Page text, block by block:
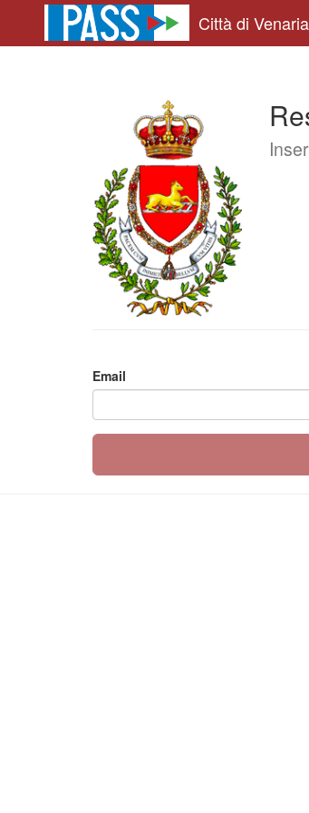
Città di
Email